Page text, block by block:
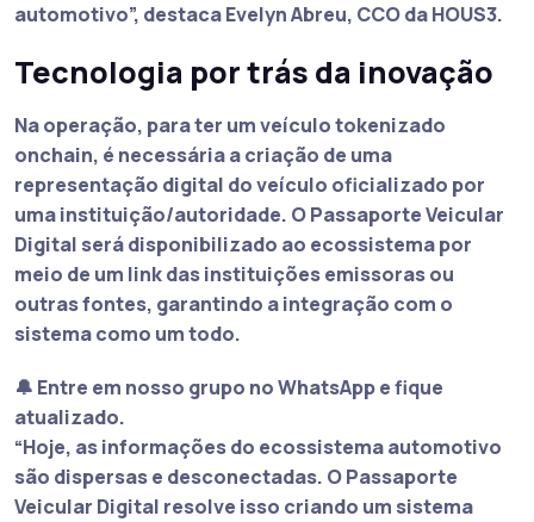
automotivo”, destaca Evelyn Abreu, CCO da HOUS3.
Tecnologia por trás da inovação
Na operação, para ter um veículo tokenizado
onchain, é necessária a criação de uma
representação digital do veículo oficializado por
uma instituição/autoridade. O Passaporte Veicular
Digital será disponibilizado ao ecossistema por
meio de um link das instituições emissoras ou
outras fontes, garantindo a integração com o
sistema como um todo.
🔔 Entre em nosso grupo no WhatsApp e fique
atualizado.
“Hoje, as informações do ecossistema automotivo
são dispersas e desconectadas. O Passaporte
Veicular Digital resolve isso criando um sistema